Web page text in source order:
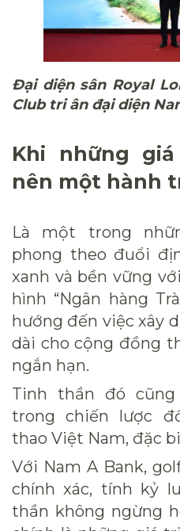
Đại diện sân Royal
Club tri ân đại diện
Khi những
nên một hành
Là một trong
phong theo đuổi
xanh và bền vững
hình “Ngân hàng
hướng đến việc xây
dài cho cộng đồng
ngắn hạn.
Tinh thần đó
trong chiến lược
thao Việt Nam, đặc
Với Nam A Bank,
chính xác, tính kỷ
thần không ngừng